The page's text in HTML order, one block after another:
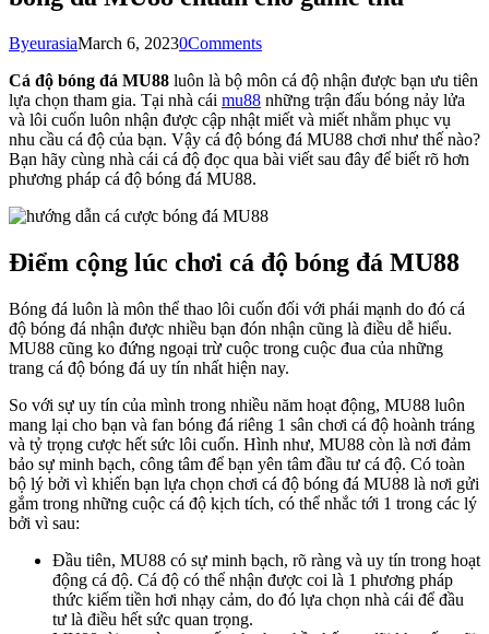
ByeurasiaMarch 6, 20230Comments
Cá độ bóng đá MU88 luôn là bộ môn cá độ nhận được bạn ưu tiên
lựa chọn tham gia. Tại nhà cái mu88 những trận đấu bóng nảy lửa
và lôi cuốn luôn nhận được cập nhật miết và miết nhằm phục vụ
nhu cầu cá độ của bạn. Vậy cá độ bóng đá MU88 chơi như thế nào?
Bạn hãy cùng nhà cái cá độ đọc qua bài viết sau đây để biết rõ hơn
phương pháp cá độ bóng đá MU88.
Điểm cộng lúc chơi cá độ bóng đá MU88
Bóng đá luôn là môn thể thao lôi cuốn đối với phái mạnh do đó cá
độ bóng đá nhận được nhiều bạn đón nhận cũng là điều dễ hiểu.
MU88 cũng ko đứng ngoại trừ cuộc trong cuộc đua của những
trang cá độ bóng đá uy tín nhất hiện nay.
So với sự uy tín của mình trong nhiều năm hoạt động, MU88 luôn
mang lại cho bạn và fan bóng đá riêng 1 sân chơi cá độ hoành tráng
và tỷ trọng cược hết sức lôi cuốn. Hình như, MU88 còn là nơi đảm
bảo sự minh bạch, công tâm để bạn yên tâm đầu tư cá độ. Có toàn
bộ lý bởi vì khiến bạn lựa chọn chơi cá độ bóng đá MU88 là nơi gửi
gắm trong những cuộc cá độ kịch tích, có thể nhắc tới 1 trong các lý
bởi vì sau:
Đầu tiên, MU88 có sự minh bạch, rõ ràng và uy tín trong hoạt
động cá độ. Cá độ có thể nhận được coi là 1 phương pháp
thức kiếm tiền hơi nhạy cảm, do đó lựa chọn nhà cái để đầu
tư là điều hết sức quan trọng.